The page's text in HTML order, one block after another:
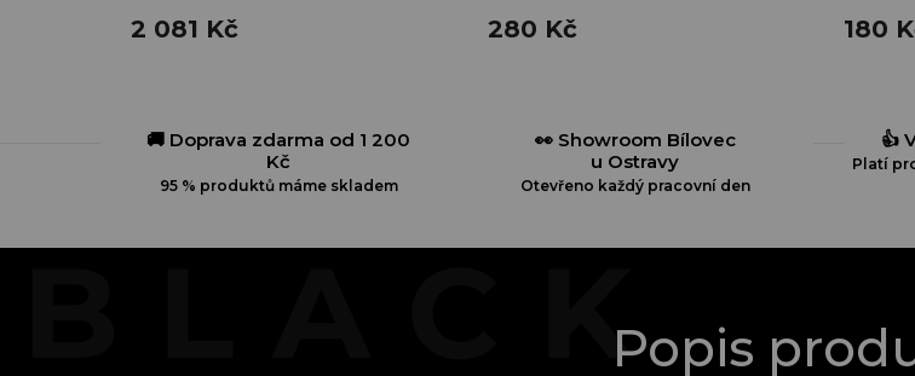
2 081 Kč 280 Kč 180
🚚 Doprava zdarma od 1 200
Kč
95 % produktů máme skladem
👀 Showroom Bílovec
u Ostravy
Otevřeno každý pracovní den
👍
Platí
Popis